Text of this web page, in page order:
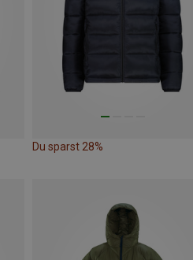
Du sparst 28%